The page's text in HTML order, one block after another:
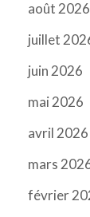
août 2026
juillet
juin 2026
mai 2026
avril 2026
mars
février